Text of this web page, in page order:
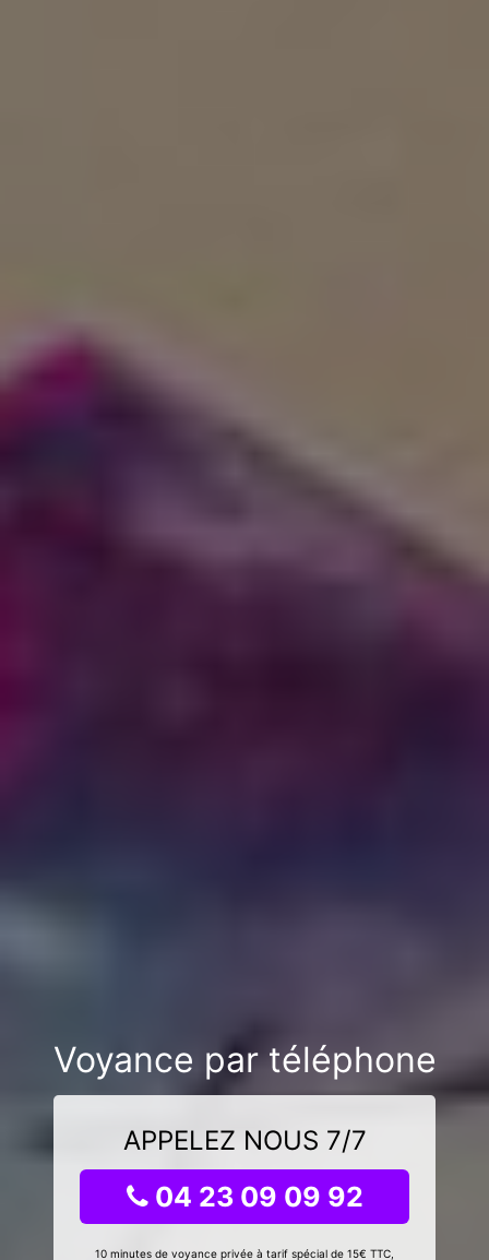
Voyance par téléphone
APPELEZ NOUS 7/7
04 23 09 09 92
10 minutes de voyance privée à tarif spécial de 15€ TTC,